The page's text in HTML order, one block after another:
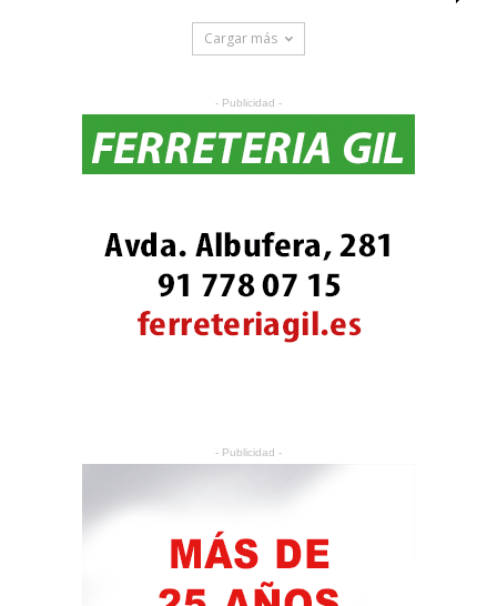
Cargar más
- Publicidad -
- Publicidad -